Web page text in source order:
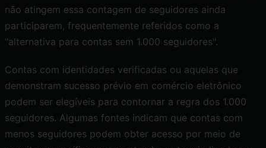
não atingem essa contagem de seguidores ainda
participarem, frequentemente referidos como a
"alternativa para contas sem 1.000 seguidores".
Contas com identidades verificadas ou aquelas que
demonstram sucesso prévio em comércio eletrônico
podem ser elegíveis para contornar a regra dos 1.000
seguidores. Algumas fontes indicam que contas com
menos seguidores podem obter acesso por meio de